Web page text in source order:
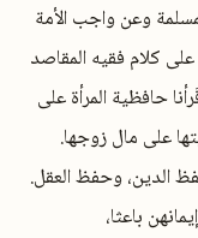
وعن واجب الأمة
كلام فقيه المقاصد
حافظية المرأة على
على مال زوجها.
الدين، وحفظ العقل.
باعثا،